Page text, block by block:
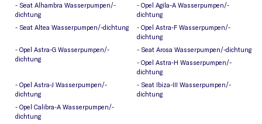
Seat Alhambra Wasserpumpen/-
dichtung
Opel Agila-A Wasserpumpen/-
dichtung
Seat Altea Wasserpumpen/-dichtung
Opel Astra-F Wasserpumpen/-
dichtung
Opel Astra-G Wasserpumpen/-
dichtung
Seat Arosa Wasserpumpen/-dichtung
Opel Astra-H Wasserpumpen/-
dichtung
Opel Astra-J Wasserpumpen/-
dichtung
Seat Ibiza-III Wasserpumpen/-
dichtung
Opel Calibra-A Wasserpumpen/-
dichtung